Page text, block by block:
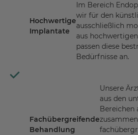
Hochwertige
Implantate
Im Bereich
wir für den
ausschließlich
aus
passen diese
Bedürfnisse an.
Fachübergreifende
Behandlung
Unsere
aus den
Bereichen